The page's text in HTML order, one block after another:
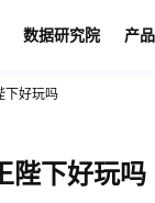
数据研究院 产
下好玩吗
陛下好玩吗